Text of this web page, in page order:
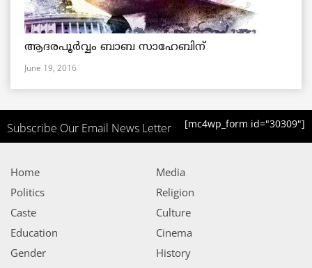
ആദരപൂര്‍വ്വം ബാബ സാഹേബിന്
June 19, 2016
Subscribe Our Email News Letter [mc4wp_form id="30309"]
Home
Politics
Caste
Education
Gender
Media
Religion
Culture
Cinema
History